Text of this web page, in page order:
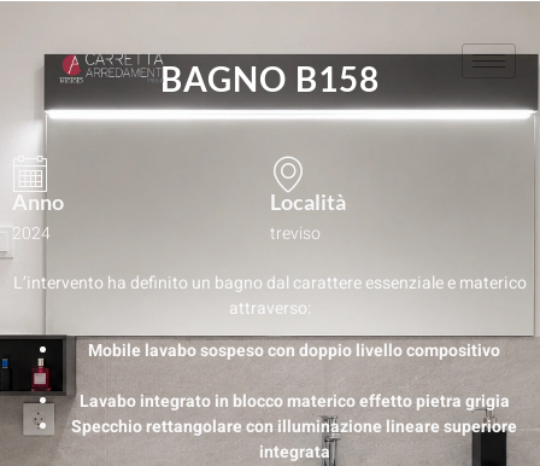
BAGNO B158
Anno
2024
Località
treviso
L’intervento ha definito un bagno dal carattere essenziale e materico
attraverso:
Mobile lavabo sospeso con doppio livello compositivo
Lavabo integrato in blocco materico effetto pietra grigia
Specchio rettangolare con illuminazione lineare superiore
integrata